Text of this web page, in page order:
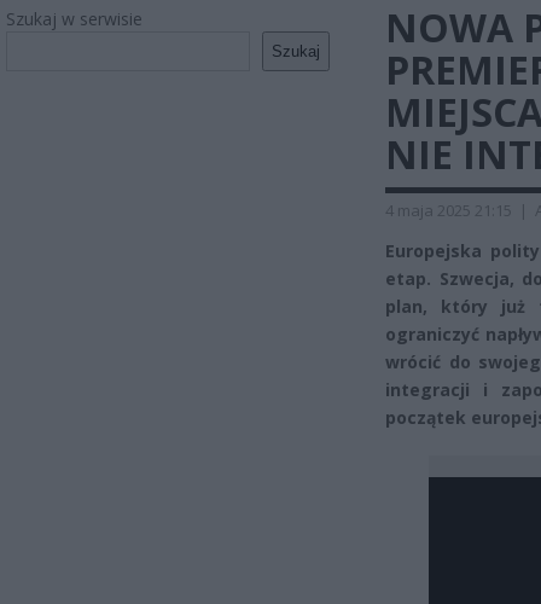
Szukaj w serwisie
Szukaj
NOWA
NIE
4 maja 2025 21:15 |
Europejska
etap. Szwecja,
plan, który już
ograniczyć
wrócić do
integracji i
początek